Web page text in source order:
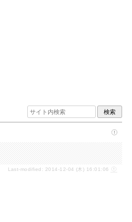
Last-modified: 2014-12-04 (木) 16:01:06